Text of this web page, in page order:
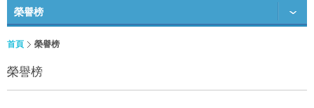
榮譽榜
首頁 榮譽榜
榮譽榜